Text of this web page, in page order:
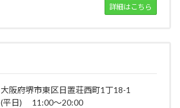
詳細はこちら
大阪府堺市東区日置荘西町1丁18-1
(平日) 11:00～20:00